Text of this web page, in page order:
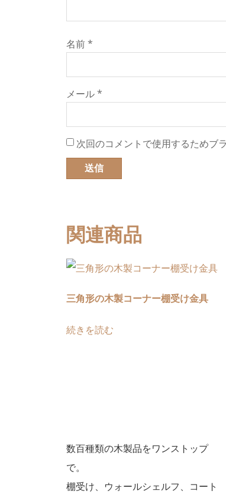
名前*
メール*
次回のコメントで使用するためブ
関連商品
三角形の木製コーナー棚受け金具
続きを読む
数百種類の木製品をワンストップ
で。
棚受け、ウォールシェルフ、コート